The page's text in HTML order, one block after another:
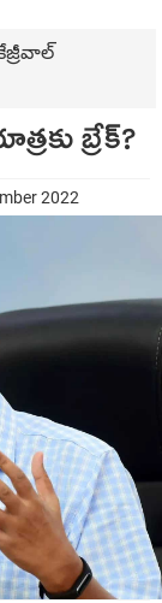
బ్రేక్?
2022